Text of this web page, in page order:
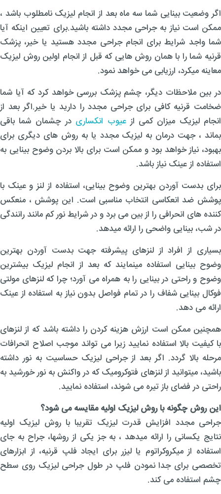
اگر وضعیت بینایی شما سه ماه بعد از انجام لیزیک نامطلوب باشد ،
ممکن است نیاز به جراحی مجدد داشته باشید.برای تعیین اینکه آیا
شما واجد شرایط برای انجام جراحی مجدد هستید یا خیر، پزشک
قرنیه شما را با همان روش هایی که قبل از انجام اولین روش لیزیک
معاینه میکرد، ارزیابی می خواهد نمود.
در بین ملاحظات دیگر، چشم پزشک بررسی خواهد کرد که آیا شما
ضخامت قرنیه کافی برای جراحی مجدد را دارید یا خیر.اگر بعد از
انجام لیزیک میزان کمی ازعیوب انکساری در چشمان شما باقی
بماند ، جهت درمان به لیزیک مجدد یا به روش های دیگری برای
بهبود، نیاز خواهد بود و ممکن است برای بالا بردن وضوح بینایی به
استفاده از عینک نیاز باشد.
برای بدست آوردن بهترین وضوح بینایی، استفاده از لنز و عینک با
پوشش ضد انعکاسی انتخاب مناسبی است. این پوشش ، منعکس
کننده های انحرافی را از بین می برد و در شرایط نور کم مانند رانندگی
در شب، بینایی واضحی را ارائه میدهد.
بسیاری از افراد از لنزهای پیشرفته جهت بدست آوردن بهترین
وضوح بینایی استفاده مینمایند که بعد از انجام لیزیک بیشترین
وضوح و راحتی در بینایی را به همراه می آورد؛ چرا که لنزهای مولتی
فوکال بینایی شفاف را در تمام فواصل بدون نیاز به استفاده از عینک
ارائه می دهد.
همچنین ممکن است ارزش هزینه کردن را داشته باشد که از لنزهای
با کیفیت بالا استفاده نمایید زیرا می تواند موجب اصلاح انحرافات
مرحله بالا گردد. اگر بعد از جراحی لیزیک حساسیت به نور داشته
باشید، میتوانید از لنزهای فتوکرومیک که در واکنش به نور خورشید به
راحتی در فضای باز تیره می شوند، استفاده نمایید.
این روش چگونه با روش لیزیک اولیه مقایسه می شود؟
جراحی مجدد افزایش قدرت لیزیک تقریبا با روش لیزیک اولیه
نتایج یکسانی را ارائه میدهد ، به جز یکی از روشها، جراح به جای
استفاده از میکروکراتوم یا لیزر برای ایجاد فلپ قرنیه، از ابزارهای
تخصصی برای جدا نمودن فلپ در طول جراحی لیزیک روی سطح
چشم استفاده می کند.